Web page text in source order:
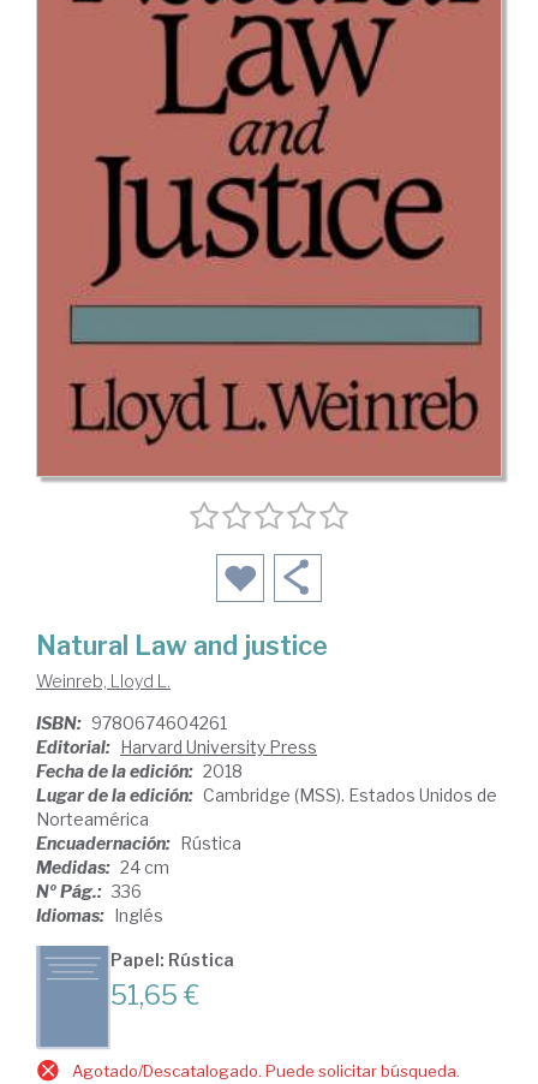
Natural Law and justice
Weinreb, Lloyd L.
ISBN: 9780674604261
Editorial: Harvard University Press
Fecha de la edición: 2018
Lugar de la edición: Cambridge (MSS). Estados Unidos de
Norteamérica
Encuadernación: Rústica
Medidas: 24 cm
Nº Pág.: 336
Idiomas: Inglés
Papel: Rústica
51,65 €
Agotado/Descatalogado. Puede solicitar búsqueda.